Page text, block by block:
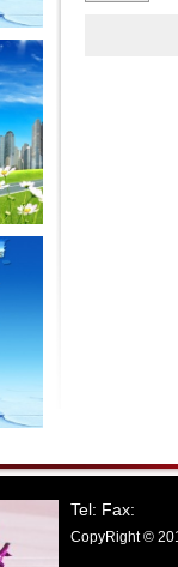
Tel: Fax:
CopyRight ©